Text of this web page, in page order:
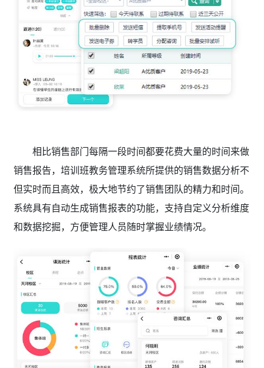
相比销售部门每隔一段时间都要花费大量的时间来做
销售报告，培训班教务管理系统所提供的销售数据分析不
但实时而且高效，极大地节约了销售团队的精力和时间。
系统具有自动生成销售报表的功能，支持自定义分析维度
和数据挖掘，方便管理人员随时掌握业绩情况。